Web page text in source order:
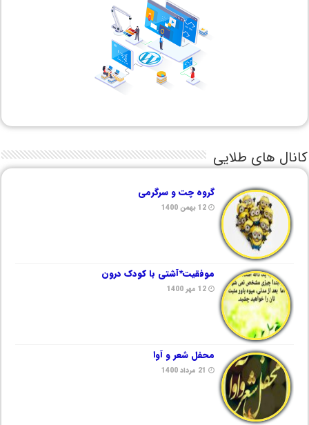
کانال های طلایی
گروه چت و سرگرمی
12 بهمن 1400
موفقیت*آشتی با کودک درون
12 مهر 1400
محفل شعر و آوا
21 مرداد 1400